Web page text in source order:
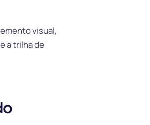
visual,
a trilha de